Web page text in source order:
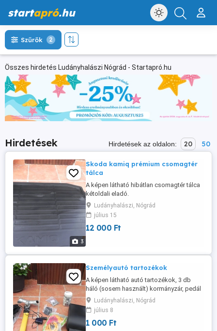
startapró.hu
Összes hirdetés Ludányhalászi Nógrád - Startapró.hu
Szűrők 2
Hirdetések Hirdetések az oldalon: 20 50
3
Skoda kamiq prémium csomagtér
tálca
A képen látható hibátlan csomagtér tálca
kétoldali eladó.
Ludányhalászi, Nógrád
július 15
12 000 Ft
Személyautó tartozékok
A képen látható autó tartozékok, 3 db
háló (sosem használt) kormányzár, pedál
gumi (új), vonó kötél (új), könyöklő
magasító, telefon tartó, utastér szőnyeg
(Kamiq) ,két első kamig üléshuzat, kerék
csavarok, egyben vagy külön külön is
Ludányhalászi, Nógrád
július 8
1 000 Ft